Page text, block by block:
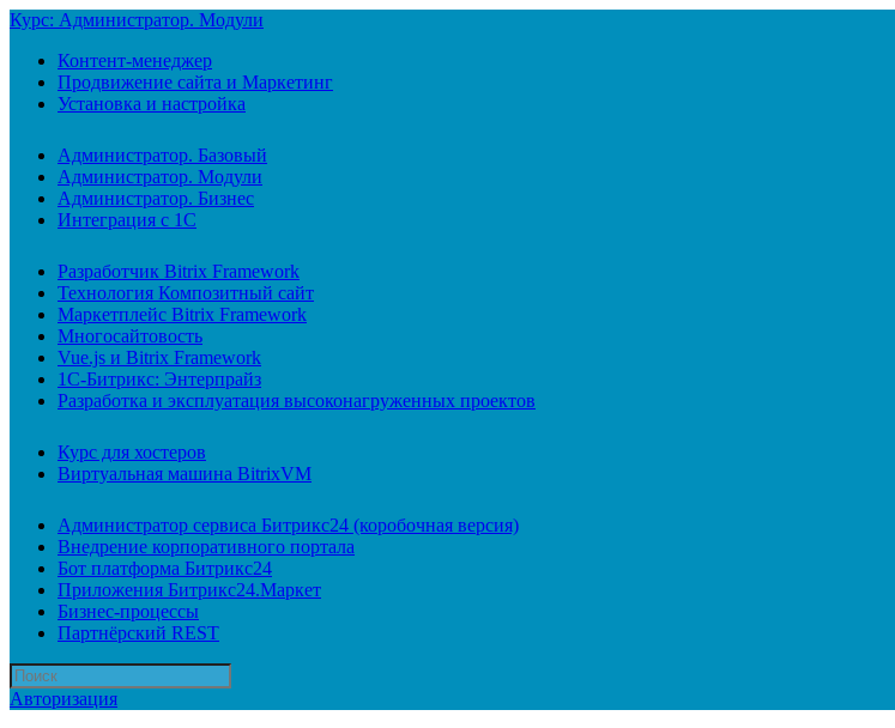
Курс: Администратор. Модули
Контент-менеджер
Продвижение сайта и Маркетинг
Установка и настройка
Администратор. Базовый
Администратор. Модули
Администратор. Бизнес
Интеграция с 1С
Разработчик Bitrix Framework
Технология Композитный сайт
Маркетплейс Bitrix Framework
Многосайтовость
Vue.js и Bitrix Framework
1С-Битрикс: Энтерпрайз
Разработка и эксплуатация высоконагруженных проектов
Курс для хостеров
Виртуальная машина BitrixVM
Администратор сервиса Битрикс24 (коробочная версия)
Внедрение корпоративного портала
Бот платформа Битрикс24
Приложения Битрикс24.Маркет
Бизнес-процессы
Партнёрский REST
Авторизация